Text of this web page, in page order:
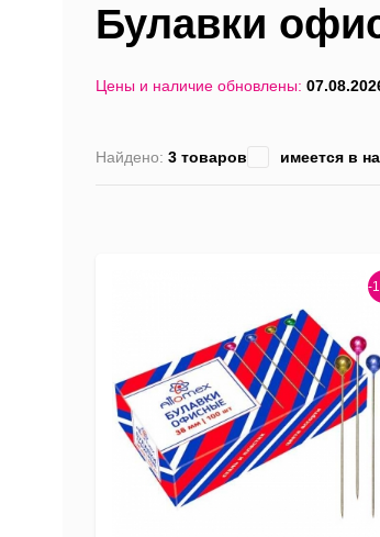
Булавки
Цены и наличие обновлены:
Найдено: 3 товаров имеется в
-